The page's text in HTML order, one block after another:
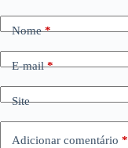
Nome*
E-mail*
Site
Adicionar comentário *